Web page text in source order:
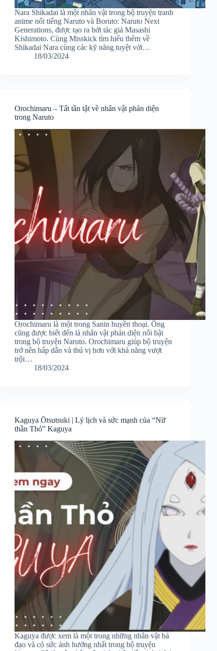
Nara Shikadai là một nhân vật trong bộ truyện tranh
anime nổi tiếng Naruto và Boruto: Naruto Next
Generations, được tạo ra bởi tác giả Masashi
Kishimoto. Cùng Misskick tìm hiểu thêm về
Shikadai Nara cùng các kỹ năng tuyệt vời…
18/03/2024
Orochimaru – Tất tần tật về nhân vật phản diện
trong Naruto
Orochimaru là một trong Sanin huyền thoại. Ông
cũng được biết đến là nhân vật phản diện nổi bật
trong bộ truyện Naruto. Orochimaru giúp bộ truyện
trở nên hấp dẫn và thú vị hơn với khả năng vượt
trội…
18/03/2024
Kaguya Ōtsutsuki | Lý lịch và sức mạnh của “Nữ
thần Thỏ” Kaguya
Kaguya được xem là một trong những nhân vật bá
đạo và có sức ảnh hưởng nhất trong bộ truyện